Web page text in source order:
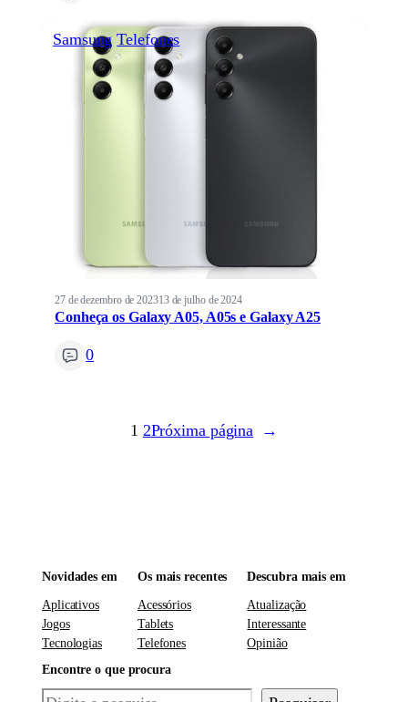
Samsung Telefones
27 de dezembro de 202313 de julho de 2024
Conheça os Galaxy A05, A05s e Galaxy A25
0
1 2Próxima página →
Novidades em
Aplicativos
Jogos
Tecnologias
Os mais recentes
Acessórios
Tablets
Telefones
Descubra mais em
Atualização
Interessante
Opinião
Encontre o que procura